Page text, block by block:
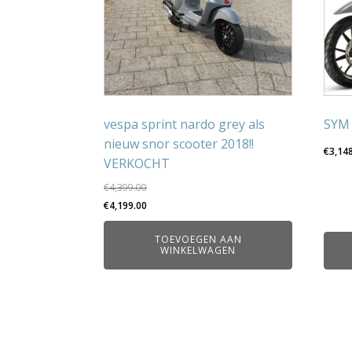
vespa sprint nardo grey als
nieuw snor scooter 2018!!
VERKOCHT
€4,399.00
Oorspronkelijke
prijs
€4,199.00
prijs
is:TOEVOEGEN AAN
WINKELWAGEN
€